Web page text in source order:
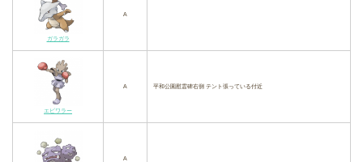
ガラガラ
A
エビワラー
A 平和公園慰霊碑右側 テント張っている付近
A